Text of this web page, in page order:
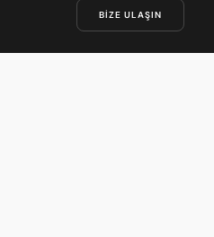
BIZE ULAŞIN